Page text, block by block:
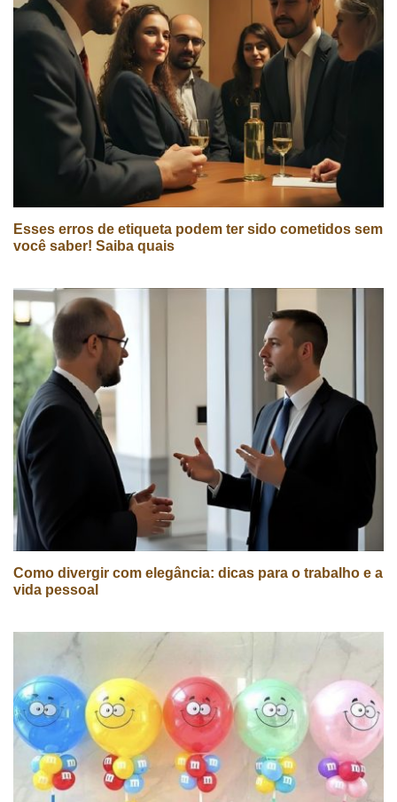
Esses erros de etiqueta podem ter sido cometidos sem
você saber! Saiba quais
Como divergir com elegância: dicas para o trabalho e a
vida pessoal